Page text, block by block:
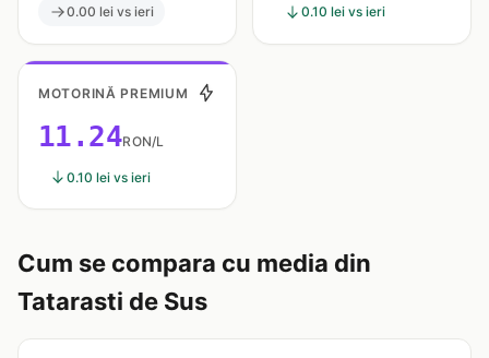
0.00 lei vs ieri 0.10 lei vs ieri
MOTORINĂ PREMIUM
11.24RON/L
0.10 lei vs ieri
Cum se compara cu media din
Tatarasti de Sus